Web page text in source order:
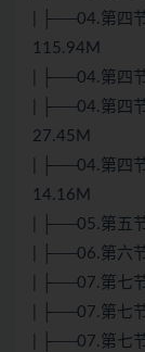
| ├──04.第四
115.94M
| ├──04.第四
| ├──04.第四
27.45M
| ├──04.第四
14.16M
| ├──05.第五
| ├──06.第六
| ├──07.第七
| ├──07.第七
| ├──07.第七